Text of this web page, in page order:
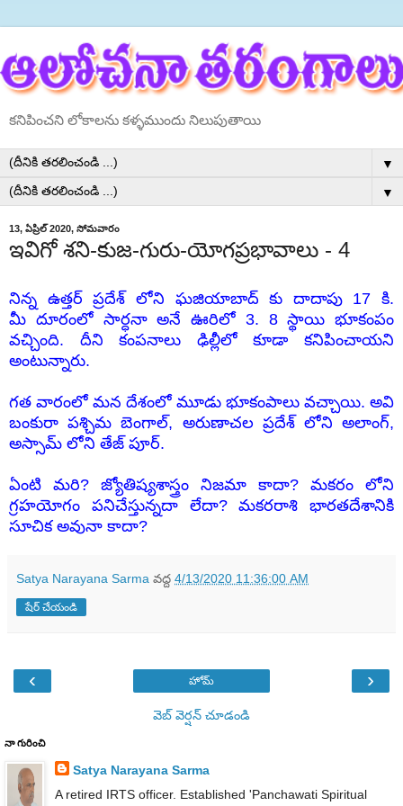
కనిపించని లోకాలను కళ్ళముందు నిలుపుతాయి
▼
▼
13, ఏప్రిల్ 2020, సోమవారం
ఇవిగో శని-కుజ-గురు-యోగప్రభావాలు - 4
నిన్న ఉత్తర్ ప్రదేశ్ లోని ఘజియాబాద్ కు దాదాపు 17 కి.
మీ దూరంలో సార్ధనా అనే ఊరిలో 3. 8 స్థాయి భూకంపం
వచ్చింది. దీని కంపనాలు ఢిల్లీలో కూడా కనిపించాయని
అంటున్నారు.
గత వారంలో మన దేశంలో మూడు భూకంపాలు వచ్చాయి. అవి
బంకురా పశ్చిమ బెంగాల్, అరుణాచల ప్రదేశ్ లోని అలాంగ్,
అస్సామ్ లోని తేజ్ పూర్.
ఏంటి మరి? జ్యోతిష్యశాస్త్రం నిజమా కాదా? మకరం లోని
గ్రహయోగం పనిచేస్తున్నదా లేదా? మకరరాశి భారతదేశానికి
సూచిక అవునా కాదా?
Satya Narayana Sarma వద్ద 4/13/2020 11:36:00 AM
షేర్ చేయండి
‹ ›
హోమ్
వెబ్ వెర్షన్‌ చూడండి
నా గురించి
Satya Narayana Sarma
A retired IRTS officer. Established 'Panchawati Spiritual